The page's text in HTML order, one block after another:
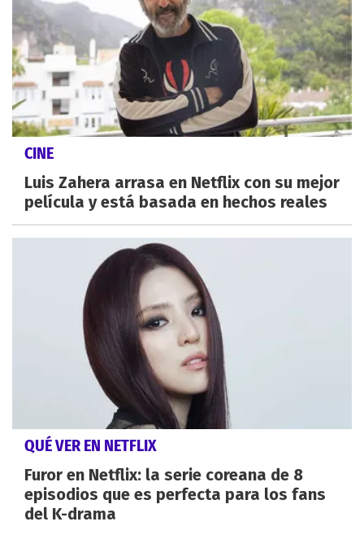
CINE
Luis Zahera arrasa en Netflix con su mejor
película y está basada en hechos reales
QUÉ VER EN NETFLIX
Furor en Netflix: la serie coreana de 8
episodios que es perfecta para los fans
del K-drama